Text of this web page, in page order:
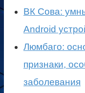
ВК Сова:
Android
Люмбаго:
признаки,
заболевания